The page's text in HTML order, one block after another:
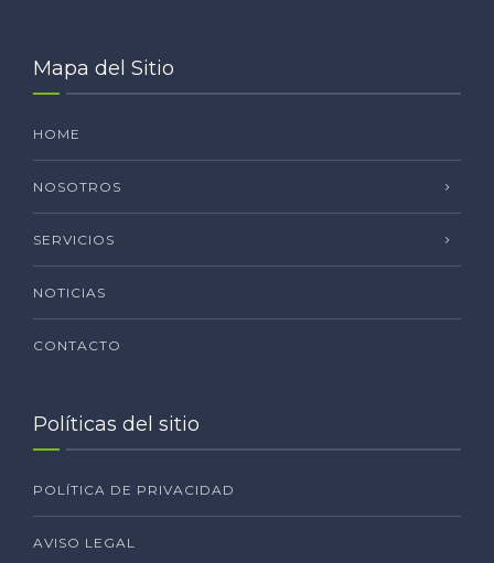
Mapa del Sitio
HOME
NOSOTROS
SERVICIOS
NOTICIAS
CONTACTO
Políticas del sitio
POLÍTICA DE PRIVACIDAD
AVISO LEGAL